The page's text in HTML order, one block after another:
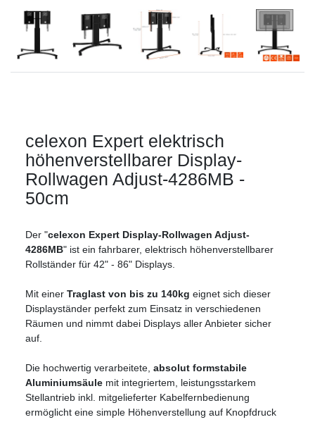
celexon Expert elektrisch
höhenverstellbarer Display-
Rollwagen Adjust-4286MB -
50cm
Der "celexon Expert Display-Rollwagen Adjust-
4286MB" ist ein fahrbarer, elektrisch höhenverstellbarer
Rollständer für 42" - 86" Displays.
Mit einer Traglast von bis zu 140kg eignet sich dieser
Displayständer perfekt zum Einsatz in verschiedenen
Räumen und nimmt dabei Displays aller Anbieter sicher
auf.
Die hochwertig verarbeitete, absolut formstabile
Aluminiumsäule mit integriertem, leistungsstarkem
Stellantrieb inkl. mitgelieferter Kabelfernbedienung
ermöglicht eine simple Höhenverstellung auf Knopfdruck